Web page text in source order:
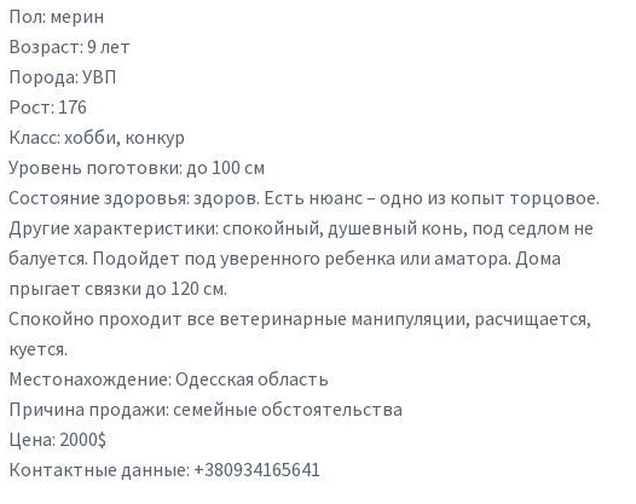
Пол: мерин
Возраст: 9 лет
Порода: УВП
Рост: 176
Класс: хобби, конкур
Уровень поготовки: до 100 см
Состояние здоровья: здоров. Есть нюанс – одно из копыт торцовое.
Другие характеристики: спокойный, душевный конь, под седлом не
балуется. Подойдет под уверенного ребенка или аматора. Дома
прыгает связки до 120 см.
Спокойно проходит все ветеринарные манипуляции, расчищается,
куется.
Местонахождение: Одесская область
Причина продажи: семейные обстоятельства
Цена: 2000$
Контактные данные: +380934165641